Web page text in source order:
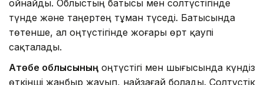
ойнайды. Облыстың батысы мен солтүстігінде
түнде және таңертең тұман түседі. Батысында
төтенше, ал оңтүстігінде жоғары өрт қаупі
сақталады.
Ақтөбе облысының оңтүстігі мен шығысында күндіз
өткінші жаңбыр жауып, найзағай болады. Солтүстік